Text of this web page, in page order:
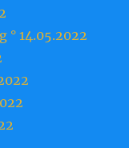
° 14.05.2022